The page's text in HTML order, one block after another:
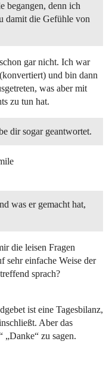
begangen, denn ich
damit die Gefühle von
gar nicht. Ich war
und bin dann
was aber mit
zu tun hat.
dir sogar geantwortet.
was er gemacht hat,
die leisen Fragen
sehr einfache Weise der
sprach?
ist eine Tagesbilanz,
Aber das
zu sagen.